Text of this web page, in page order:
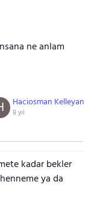
ne anlam
Haciosman Kelleyan
8 yıl
kadar bekler
ya da